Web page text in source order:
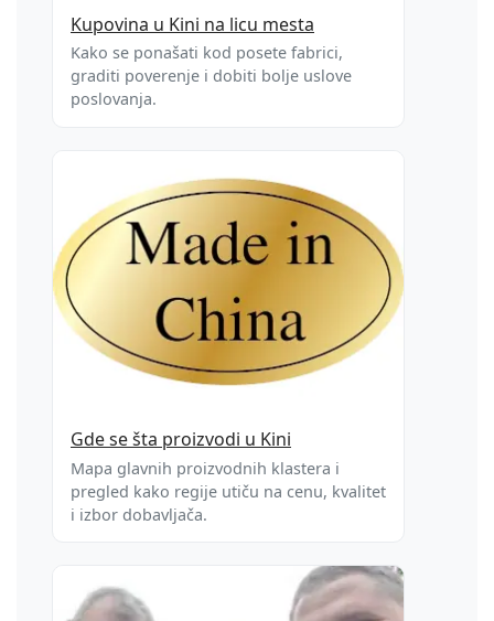
Kupovina u Kini na licu mesta
Kako se ponašati kod posete fabrici,
graditi poverenje i dobiti bolje uslove
poslovanja.
Gde se šta proizvodi u Kini
Mapa glavnih proizvodnih klastera i
pregled kako regije utiču na cenu, kvalitet
i izbor dobavljača.